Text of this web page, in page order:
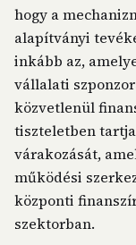
hogy a
alapítványi
inkább az,
vállalati
közvetlenül
tiszteletben
várakozását,
működési
központi
szektorban.